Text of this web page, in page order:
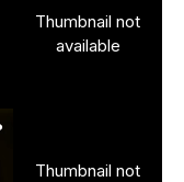
Thumbnail not
available
Thumbnail not